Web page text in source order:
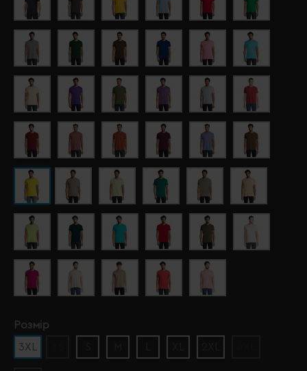
Розмір
3XL